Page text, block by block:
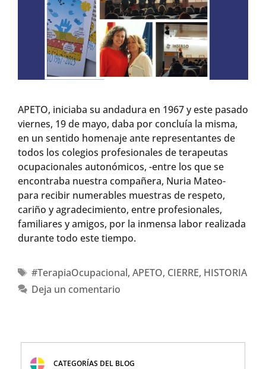
APETO, iniciaba su andadura en 1967 y este pasado
viernes, 19 de mayo, daba por concluía la misma,
en un sentido homenaje ante representantes de
todos los colegios profesionales de terapeutas
ocupacionales autonómicos, -entre los que se
encontraba nuestra compañera, Nuria Mateo-
para recibir numerables muestras de respeto,
cariño y agradecimiento, entre profesionales,
familiares y amigos, por la inmensa labor realizada
durante todo este tiempo.
#TerapiaOcupacional, APETO, CIERRE, HISTORIA
Deja un comentario
CATEGORÍAS DEL BLOG